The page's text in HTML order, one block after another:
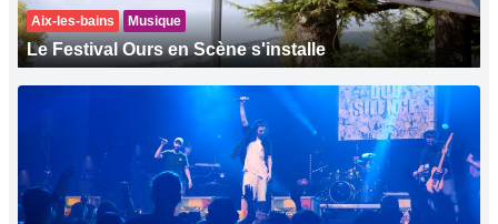
Aix-les-bains Musique
Le Festival Ours en Scène s'installe